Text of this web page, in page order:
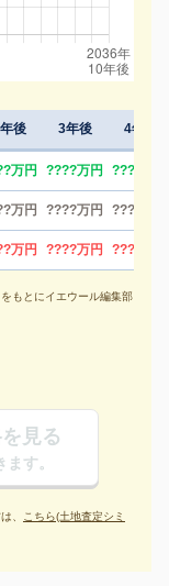
後 3年後 4年後
万円 ????万円 ????万円
万円 ????万円 ????万円
万円 ????万円 ????万円
もとにイエウール編集部
見る
す。
、 こちら(土地査定シミ